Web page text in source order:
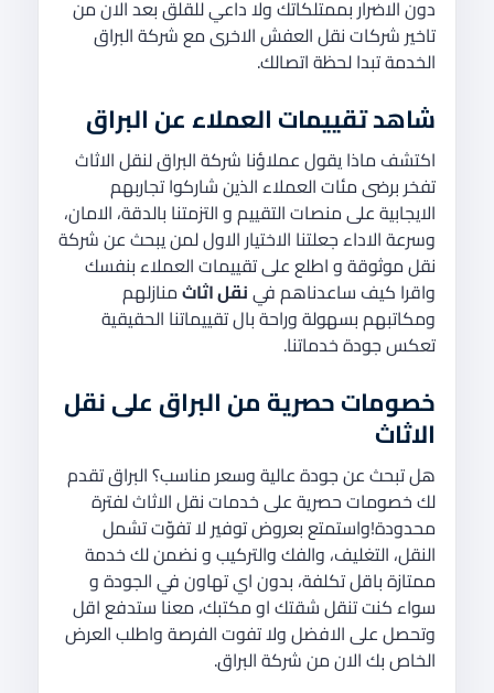
دون الاضرار بممتلكاتك ولا داعي للقلق بعد الان من
تاخير شركات نقل العفش الاخرى مع شركة البراق
الخدمة تبدا لحظة اتصالك.
شاهد تقييمات العملاء عن البراق
اكتشف ماذا يقول عملاؤنا شركة البراق لنقل الاثاث
تفخر برضى مئات العملاء الذين شاركوا تجاربهم
الايجابية على منصات التقييم و التزمتنا بالدقة، الامان،
وسرعة الاداء جعلتنا الاختيار الاول لمن يبحث عن شركة
نقل موثوقة و اطلع على تقييمات العملاء بنفسك
واقرا كيف ساعدناهم فينقل اثاثمنازلهم
ومكاتبهم بسهولة وراحة بال تقييماتنا الحقيقية
تعكس جودة خدماتنا.
خصومات حصرية من البراق على نقل
الاثاث
هل تبحث عن جودة عالية وسعر مناسب؟ البراق تقدم
لك خصومات حصرية على خدمات نقل الاثاث لفترة
محدودة!واستمتع بعروض توفير لا تفوّت تشمل
النقل، التغليف، والفك والتركيب و نضمن لك خدمة
ممتازة باقل تكلفة، بدون اي تهاون في الجودة و
سواء كنت تنقل شقتك او مكتبك، معنا ستدفع اقل
وتحصل على الافضل ولا تفوت الفرصة واطلب العرض
الخاص بك الان من شركة البراق.